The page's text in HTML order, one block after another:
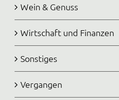
Wein & Genuss
Wirtschaft und Finanzen
Sonstiges
Vergangen